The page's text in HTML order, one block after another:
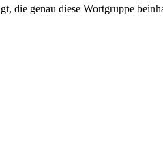
die genau diese Wortgruppe